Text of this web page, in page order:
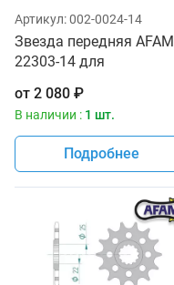
Артикул:002-0024-14
Звезда передняя AFAM
22303-14 для
от 2 080 ₽
В наличии : 1 шт.
Подробнее